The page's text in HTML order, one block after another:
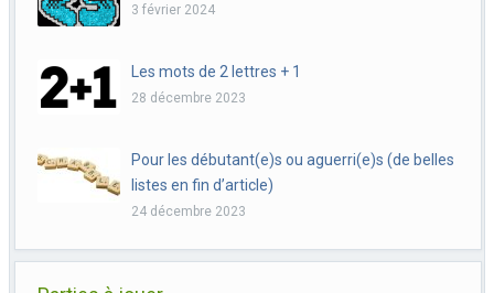
3 février 2024
Les mots de 2 lettres + 1
28 décembre 2023
Pour les débutant(e)s ou aguerri(e)s (de belles
listes en fin d’article)
24 décembre 2023